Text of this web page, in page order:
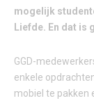
mogelijk
Liefde. En dat is
GGD-
enkele
mobiel te pakken